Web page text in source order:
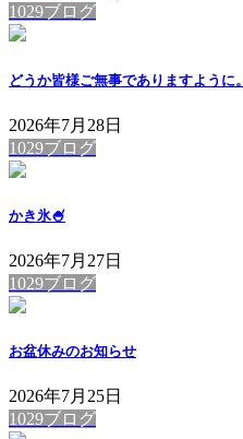
1029ブログ
どうか皆様ご無事でありますように。
2026年7月28日
1029ブログ
かき氷🍧
2026年7月27日
1029ブログ
お盆休みのお知らせ
2026年7月25日
1029ブログ